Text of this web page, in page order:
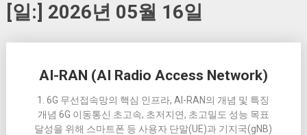
[일:] 2026년 05월 16일
AI-RAN (AI Radio Access Network)
1. 6G 무선접속망의 핵심 인프라, AI-RAN의 개념 및 특징
개념 6G 이동통신 초고속, 초저지연, 초고밀도 성능 목표
달성을 위해 스마트폰 등 사용자 단말(UE)과 기지국(gNB)
navigation